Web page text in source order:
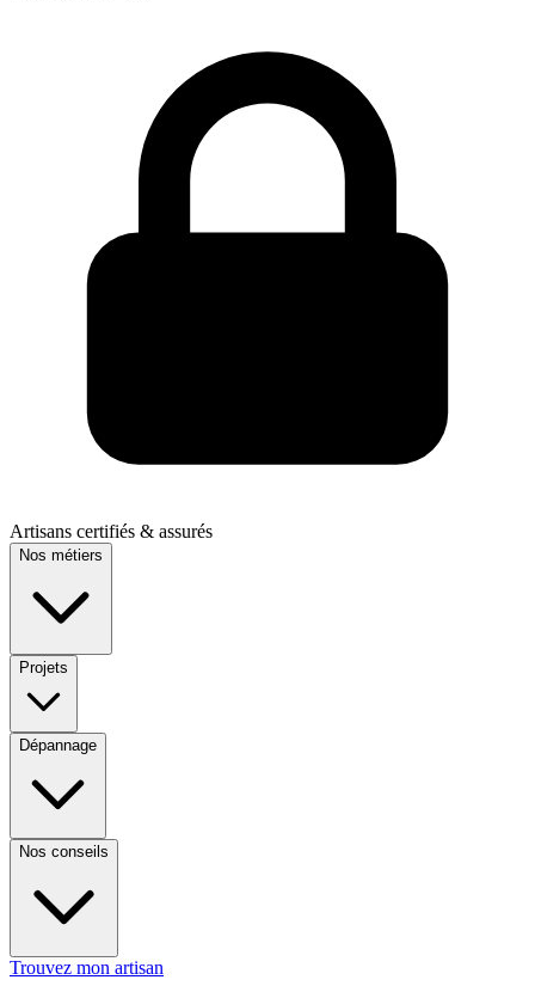
Artisans certifiés & assurés
Nos métiers
Projets
Dépannage
Nos conseils
Trouvez mon artisan